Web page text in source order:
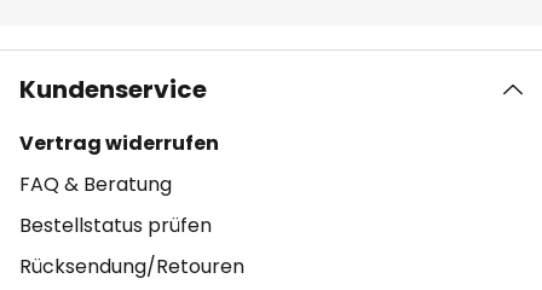
Kundenservice
Vertrag widerrufen
FAQ & Beratung
Bestellstatus prüfen
Rücksendung/Retouren